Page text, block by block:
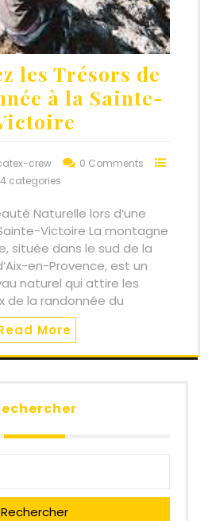
les Trésors de
à la Sainte-
crew
0 Comments
4 categories
Naturelle lors d’une
Victoire La montagne
située dans le sud de la
en-Provence, est un
naturel qui attire les
de la randonnée du
More
Rechercher